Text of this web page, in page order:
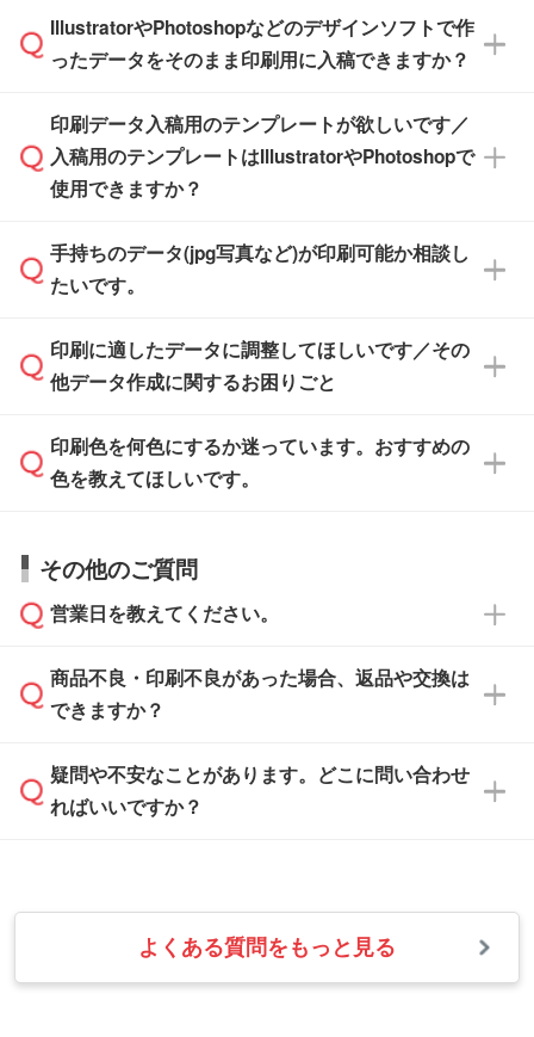
品が決まりましたらお早めのご発注をお願いい
たします。
※土日祝日を除く営業日換算です。
※沖縄・離島は追加日数がかかります。
※化粧箱から白箱への入れ替えや、オリジナル
箱の作成は原則承っておりません。
無料の「デザインシミュレーター」を使えば、
PCやスマホから簡単にデザインを作成できま
ザインソフトがなくても安心です。
また、「データ作成サービス
せいただければ、弊社にて無料でデザインデー
タを1点作成いたします。
IllustratorやPhotoshopなどのデザインソフトで作
ったデータをそのまま印刷用に入稿できますか？
IllustratorやPhotoshop、CLIP STUDIOなどのデ
ザインソフトでこだわりのデザインを作成した
い方は、完全データ入稿
積・ご注文フォームにアップロードしてご入稿
ください。
ご入稿後は経験豊富なスタッフがデータに不備
がないかチェックし、お客様と確認してから印
刷に進みますので、ご安心ください。
印刷データ入稿用のテンプレートが欲しいです／
入稿用のテンプレートはIllustratorやPhotoshopで
使用できますか？
一部商品は入稿用テンプレートのご用意があり
ます。各商品ページの『印刷方法・テンプレー
入稿用のテンプレートはPDF形式ですが、
IllustratorやPhotoshopで開いてご利用いただけ
方」をご確認ください。
手持ちのデータ(jpg写真など)が印刷可能か相談し
たいです。
印刷に適したデータ・解像度かどうか、担当ス
タッフが事前に確認いたします。
ムへ添付いただくか、担当スタッフ宛にメール
でお送りください。
い合わせください。
なお、印刷用データの作り方に関する詳細は、
印刷に適したデータに調整してほしいです／その
他データ作成に関するお困りごと
データ作成でお困りの際には、担当スタッフが
サポートいたしますのでお気軽にご相談くださ
から添付してお送りください。
しい
解像度の低い画像や、手書きのイラスト、写真
などを、印刷に適したベクターデータに変換し
・フルカラーデータを1色に変換してほしい
・1色印刷でグラデーションや濃淡を表現した
い
印刷色を何色にするか迷っています。おすすめの
色を教えてほしいです。
お見積・ご注文・
相談いただきますと、担当スタッフがお客様の
ご希望や商品の本体色を確認し、印刷色をご提
本体色がブラック、ネイビーなど濃色の場合は
白色か淡い色の印刷色をおすすめしておりま
本体色がナチュラルなど淡色の場合、印刷をく
っきりと目立たせたいときは濃い印刷色が、柔
らかい雰囲気にしたいときは淡い印刷色が映え
また、お選びいただいた印刷色が本体色に合わ
ない場合や仕上がりに影響しそうな場合は、ス
その他のご質問
営業日を教えてください。
営業日は平日の10:00～18:00で、土日祝日はお
休みとなります。注文・見積・お問い合わせ
速やかに対応いたします。
商品不良・印刷不良があった場合、返品や交換は
できますか？
お手数をお掛けいたしますが、至急担当スタッ
フまでご連絡ください。商品の状況を確認し、
・お届け時に商品が損傷・故障している場合
・ご注文と異なる商品が届いた場合
・印刷不良があった場合
疑問や不安なことがあります。どこに問い合わせ
ればいいですか？
業日以内に担当スタッフよりメールにてご連絡
いたします。
お急ぎの場合はお電話でのご質問も受け付けて
よくある質問をもっと見る